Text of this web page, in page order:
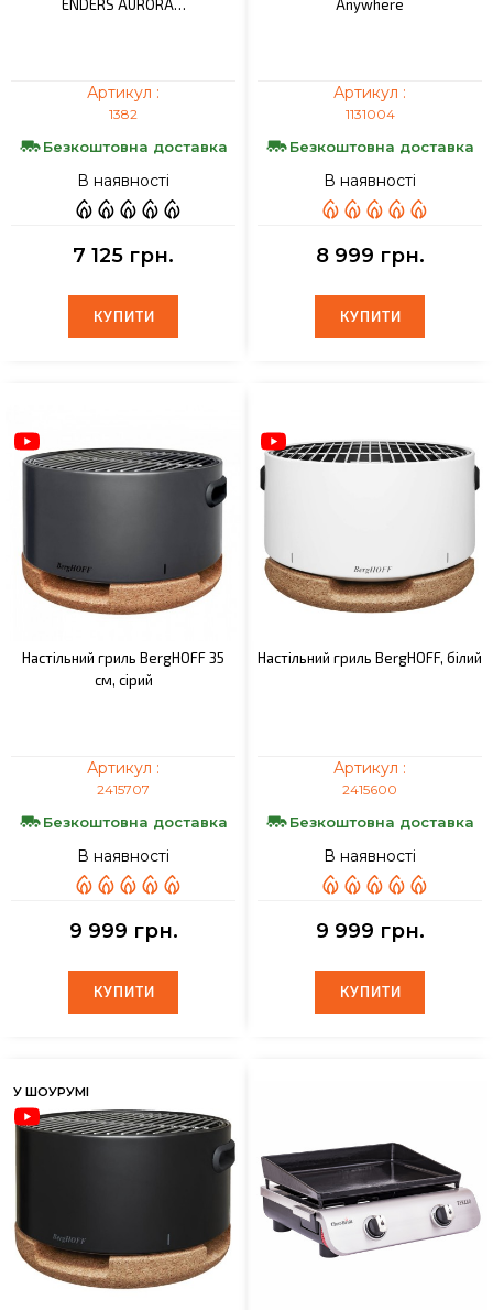
ENDERS AURORA…
Артикул :
1382
Безкоштовна доставка
В наявності
7 125 грн.
КУПИТИ
КУПИТИ
Anywhere
Артикул :
1131004
Безкоштовна доставка
В наявності
8 999 грн.
КУПИТИ
КУПИТИ
Настільний гриль BergHOFF 35
cм, сірий
Артикул :
2415707
Безкоштовна доставка
В наявності
9 999 грн.
КУПИТИ
КУПИТИ
Настільний гриль BergHOFF, білий
Артикул :
2415600
Безкоштовна доставка
В наявності
9 999 грн.
КУПИТИ
КУПИТИ
У ШОУРУМІ